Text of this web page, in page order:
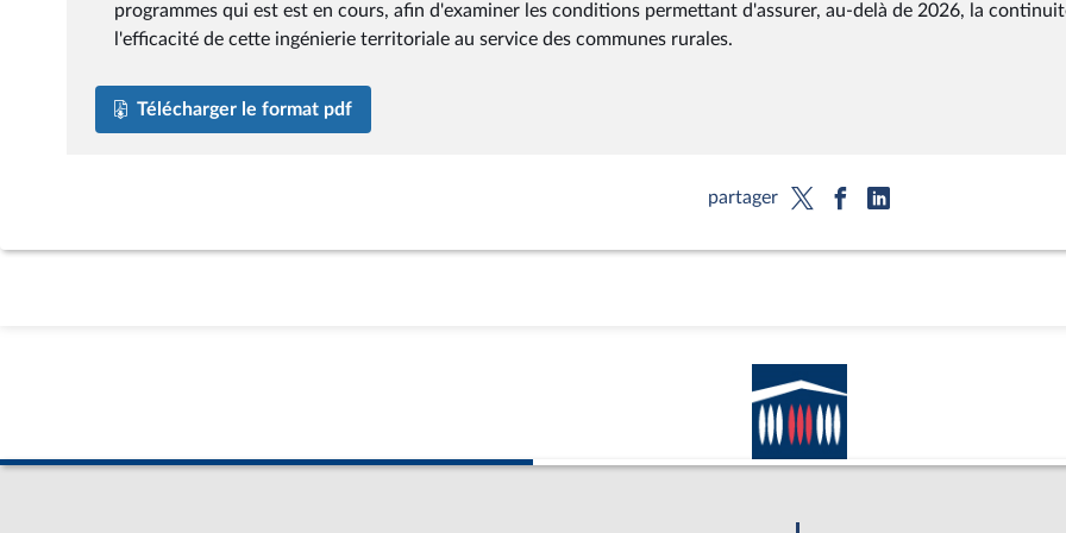
programmes qui est est en cours, afin d'examiner les conditions permettant d'assurer, au-delà de 2026, la
l'efficacité de cette ingénierie territoriale au service des communes rurales.
Télécharger le format pdf
partager